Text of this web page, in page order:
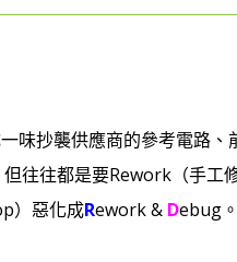
味抄襲供應商的參考電路、
往往都是要Rework（手工
）惡化成Rework & Debug